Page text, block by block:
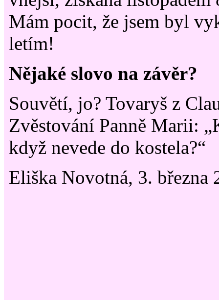
Mám pocit, že jsem byl
letím!
Nějaké slovo na závěr?
Souvětí, jo? Tovaryš z
Zvěstování Panně Marii:
když nevede do kostela?“
Eliška Novotná, 3. března